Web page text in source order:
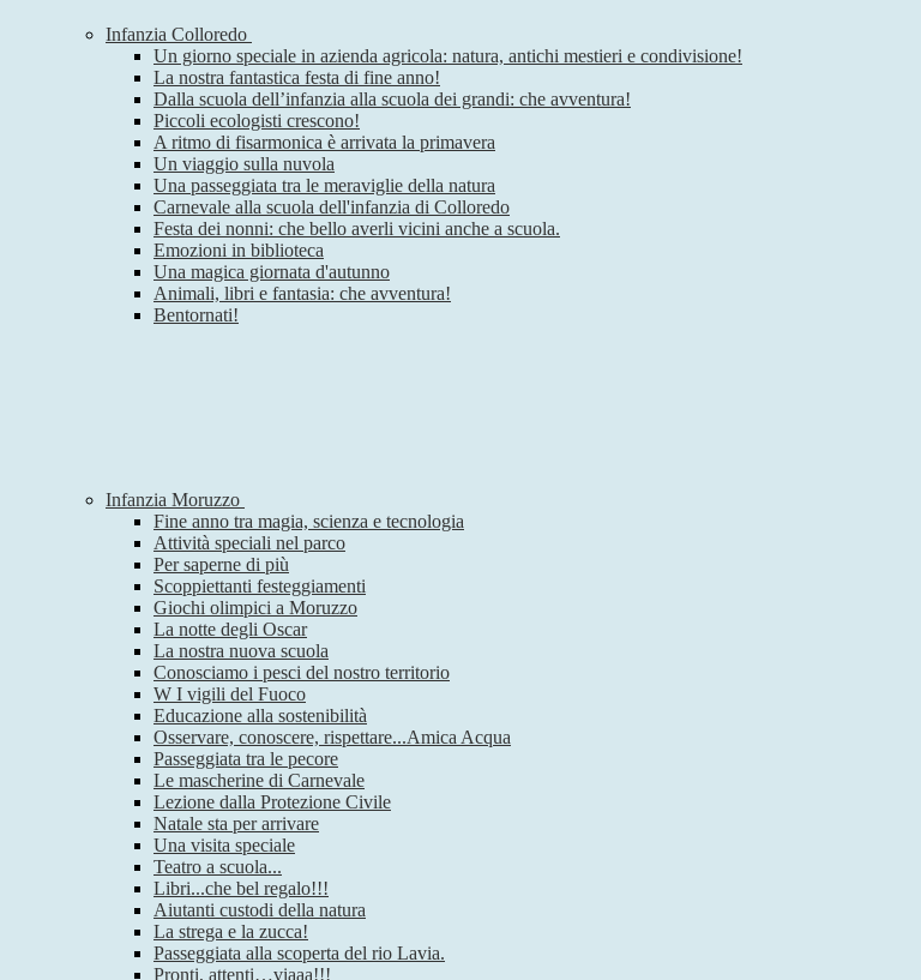
Infanzia Colloredo
Un giorno speciale in azienda agricola: natura, antichi mestieri e condivisione!
La nostra fantastica festa di fine anno!
Dalla scuola dell’infanzia alla scuola dei grandi: che avventura!
Piccoli ecologisti crescono!
A ritmo di fisarmonica è arrivata la primavera
Un viaggio sulla nuvola
Una passeggiata tra le meraviglie della natura
Carnevale alla scuola dell'infanzia di Colloredo
Festa dei nonni: che bello averli vicini anche a scuola.
Emozioni in biblioteca
Una magica giornata d'autunno
Animali, libri e fantasia: che avventura!
Bentornati!
Infanzia Moruzzo
Fine anno tra magia, scienza e tecnologia
Attività speciali nel parco
Per saperne di più
Scoppiettanti festeggiamenti
Giochi olimpici a Moruzzo
La notte degli Oscar
La nostra nuova scuola
Conosciamo i pesci del nostro territorio
W I vigili del Fuoco
Educazione alla sostenibilità
Osservare, conoscere, rispettare...Amica Acqua
Passeggiata tra le pecore
Le mascherine di Carnevale
Lezione dalla Protezione Civile
Natale sta per arrivare
Una visita speciale
Teatro a scuola...
Libri...che bel regalo!!!
Aiutanti custodi della natura
La strega e la zucca!
Passeggiata alla scoperta del rio Lavia.
Pronti, attenti…viaaa!!!